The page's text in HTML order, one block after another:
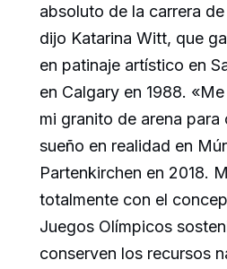
absoluto de la carrera
dijo Katarina Witt, que
en patinaje artístico en
en Calgary en 1988.
mi granito de arena para
sueño en realidad en
Partenkirchen en 2018.
totalmente con el
Juegos Olímpicos
conserven los recursos